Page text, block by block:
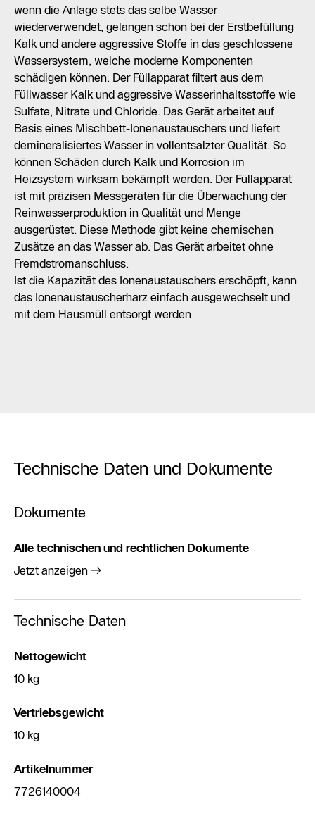
wenn die Anlage stets das selbe Wasser
wiederverwendet, gelangen schon bei der Erstbefüllung
Kalk und andere aggressive Stoffe in das geschlossene
Wassersystem, welche moderne Komponenten
schädigen können. Der Füllapparat filtert aus dem
Füllwasser Kalk und aggressive Wasserinhaltsstoffe wie
Sulfate, Nitrate und Chloride. Das Gerät arbeitet auf
Basis eines Mischbett-Ionenaustauschers und liefert
demineralisiertes Wasser in vollentsalzter Qualität. So
können Schäden durch Kalk und Korrosion im
Heizsystem wirksam bekämpft werden. Der Füllapparat
ist mit präzisen Messgeräten für die Überwachung der
Reinwasserproduktion in Qualität und Menge
ausgerüstet. Diese Methode gibt keine chemischen
Zusätze an das Wasser ab. Das Gerät arbeitet ohne
Fremdstromanschluss.
Ist die Kapazität des Ionenaustauschers erschöpft, kann
das Ionenaustauscherharz einfach ausgewechselt und
mit dem Hausmüll entsorgt werden
Technische Daten und Dokumente
Dokumente
Alle technischen und rechtlichen Dokumente
Jetzt anzeigen
Technische Daten
Nettogewicht
10 kg
Vertriebsgewicht
10 kg
Artikelnummer
7726140004